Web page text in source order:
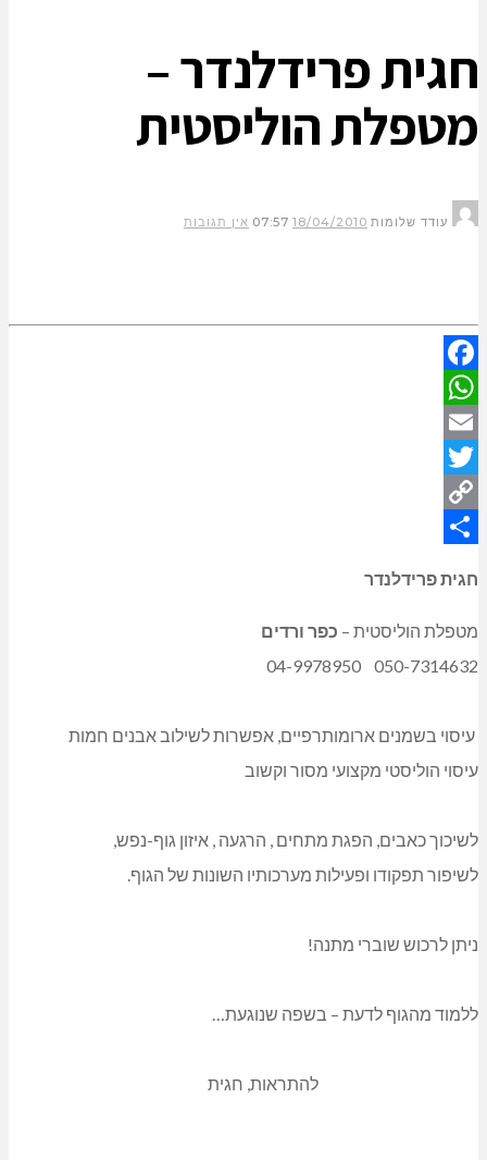
חגית פרידלנדר –
מטפלת הוליסטית
עודד שלומות 18/04/2010
07:57 אין תגובות
Facebook
WhatsApp
Email
Twitter
Copy
חגית פרידלנדר
מטפלת הוליסטית – כפר ורדים
050-7314632
עיסוי בשמנים ארומותרפיים, אפשרות לשילוב אבנים חמות
עיסוי הוליסטי מקצועי מסור וקשוב
לשיכוך כאבים, הפגת מתחים , הרגעה , איזון גוף-נפש,
לשיפור תפקודו ופעילות מערכותיו השונות של הגוף.
ניתן לרכוש שוברי מתנה!
ללמוד מהגוף לדעת – בשפה שנוגעת…
להתראות, חגית